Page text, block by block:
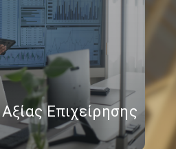
Επιχείρησης